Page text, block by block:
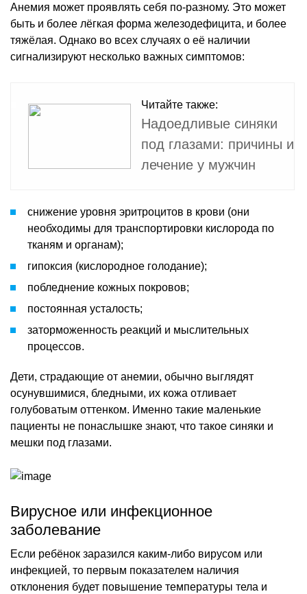
Анемия может проявлять себя по-разному. Это может
быть и более лёгкая форма железодефицита, и более
тяжёлая. Однако во всех случаях о её наличии
сигнализируют несколько важных симптомов:
Читайте также:
Надоедливые синяки
под глазами: причины и
лечение у мужчин
снижение уровня эритроцитов в крови (они
необходимы для транспортировки кислорода по
тканям и органам);
гипоксия (кислородное голодание);
побледнение кожных покровов;
постоянная усталость;
заторможенность реакций и мыслительных
процессов.
Дети, страдающие от анемии, обычно выглядят
осунувшимися, бледными, их кожа отливает
голубоватым оттенком. Именно такие маленькие
пациенты не понаслышке знают, что такое синяки и
мешки под глазами.
Вирусное или инфекционное
заболевание
Если ребёнок заразился каким-либо вирусом или
инфекцией, то первым показателем наличия
отклонения будет повышение температуры тела и